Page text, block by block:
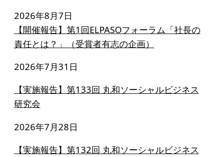
お手続き
寄付支援者
ニュース
2026年8月7日
【開催報告】第1回ELPASOフォーラム「社長の
責任とは？」（受賞者有志の企画）
2026年7月31日
【実施報告】第133回 丸和ソーシャルビジネス
研究会
2026年7月28日
【実施報告】第132回 丸和ソーシャルビジネス